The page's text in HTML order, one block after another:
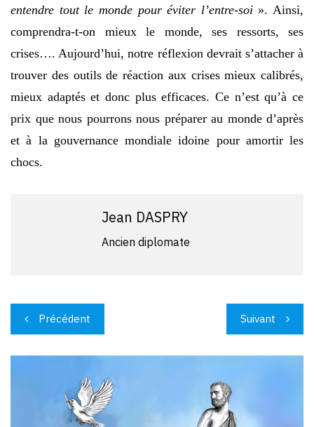
entendre tout le monde pour éviter l’entre-soi». Ainsi,
comprendra-t-on mieux le monde, ses ressorts, ses
crises…. Aujourd’hui, notre réflexion devrait s’attacher à
trouver des outils de réaction aux crises mieux calibrés,
mieux adaptés et donc plus efficaces. Ce n’est qu’à ce
prix que nous pourrons nous préparer au monde d’après
et à la gouvernance mondiale idoine pour amortir les
chocs.
Jean DASPRY
Ancien diplomate
Navigation
de
l’article
Précédent Suivant